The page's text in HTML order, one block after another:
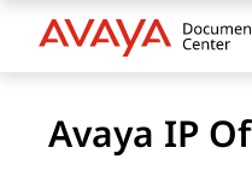
Avaya IP